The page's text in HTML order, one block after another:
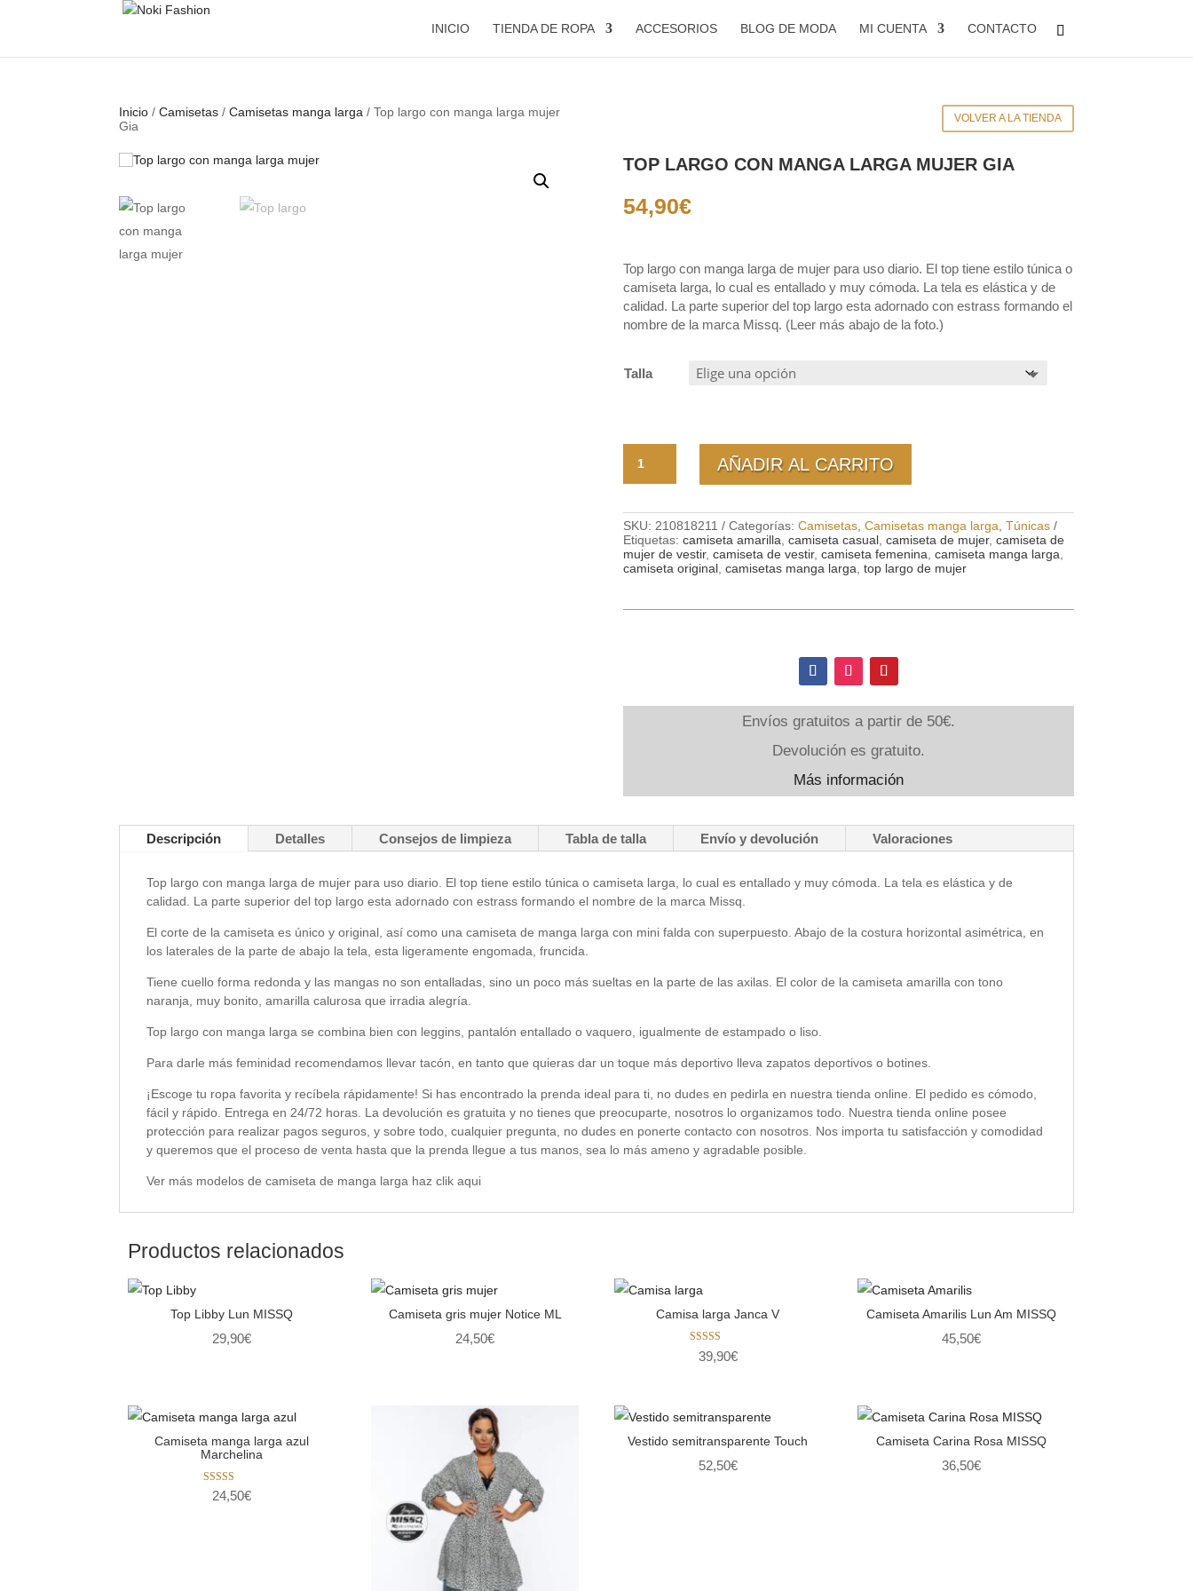
INICIO TIENDA DE ROPA ACCESORIOS BLOG DE MODA MI CUENTA CONTACTO
Inicio /Camisetas /Camisetas manga larga / Top largo con manga larga mujer
Gia
VOLVER A LA TIENDA
TOP LARGO CON MANGA LARGA MUJER GIA
54,90€
Top largo con manga larga de mujer para uso diario. El top tiene estilo túnica o
camiseta larga, lo cual es entallado y muy cómoda. La tela es elástica y de
calidad. La parte superior del top largo esta adornado con estrass formando el
nombre de la marca Missq. (Leer más abajo de la foto.)
Talla
largo
mujer
Gia
cantidad
AÑADIR AL CARRITO
SKU: 210818211 Categorías: Camisetas, Camisetas manga larga, Túnicas
Etiquetas: camiseta amarilla, camiseta casual, camiseta de mujer, camiseta de
mujer de vestir, camiseta de vestir, camiseta femenina, camiseta manga larga,
camiseta original, camisetas manga larga, top largo de mujer
Envíos gratuitos a partir de 50€.
Devolución es gratuito.
Más información
Descripción Detalles Consejos de limpieza Tabla de talla Envío y devolución Valoraciones
Top largo con manga larga de mujer para uso diario. El top tiene estilo túnica o camiseta larga, lo cual es entallado y muy cómoda. La tela es elástica y de
calidad. La parte superior del top largo esta adornado con estrass formando el nombre de la marca Missq.
El corte de la camiseta es único y original, así como una camiseta de manga larga con mini falda con superpuesto. Abajo de la costura horizontal asimétrica, en
los laterales de la parte de abajo la tela, esta ligeramente engomada, fruncida.
Tiene cuello forma redonda y las mangas no son entalladas, sino un poco más sueltas en la parte de las axilas. El color de la camiseta amarilla con tono
naranja, muy bonito, amarilla calurosa que irradia alegría.
Top largo con manga larga se combina bien con leggins, pantalón entallado o vaquero, igualmente de estampado o liso.
Para darle más feminidad recomendamos llevar tacón, en tanto que quieras dar un toque más deportivo lleva zapatos deportivos o botines.
¡Escoge tu ropa favorita y recíbela rápidamente! Si has encontrado la prenda ideal para ti, no dudes en pedirla en nuestra tienda online. El pedido es cómodo,
fácil y rápido. Entrega en 24/72 horas. La devolución es gratuita y no tienes que preocuparte, nosotros lo organizamos todo. Nuestra tienda online posee
protección para realizar pagos seguros, y sobre todo, cualquier pregunta, no dudes en ponerte contacto con nosotros. Nos importa tu satisfacción y comodidad
y queremos que el proceso de venta hasta que la prenda llegue a tus manos, sea lo más ameno y agradable posible.
Ver más modelos de camiseta de manga larga haz clik aqui
Productos relacionados
Top Libby Lun MISSQ
29,90€
Camiseta gris mujer Notice ML
24,50€
Camisa larga Janca V
Valorado con
5.00
39,90€
Camiseta Amarilis Lun Am MISSQ
45,50€
Camiseta manga larga azul
Marchelina
Valorado con
5.00
24,50€
Vestido semitransparente Touch
52,50€
Camiseta Carina Rosa MISSQ
36,50€